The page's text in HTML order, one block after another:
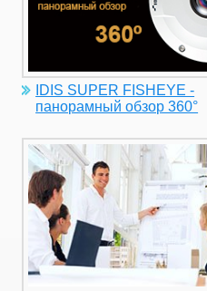
IDIS SUPER FISHEYE -
панорамный обзор 360°